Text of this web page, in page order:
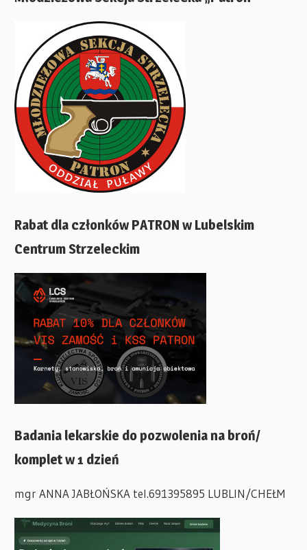
Rabat dla członków PATRON w Lubelskim
Centrum Strzeleckim
Badania lekarskie do pozwolenia na broń/
komplet w 1 dzień
mgr ANNA JABŁOŃSKA tel.691395895 LUBLIN/CHEŁM